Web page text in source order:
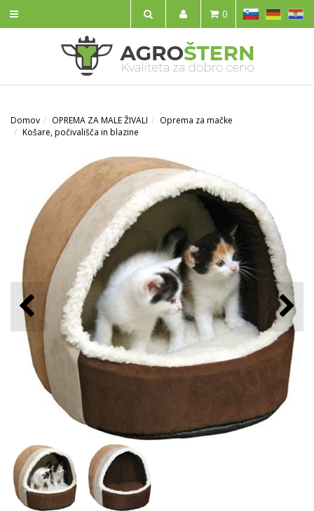
IŠČI
SL HR
0
Domov OPREMA ZA MALE ŽIVALI
Oprema za mačke
Košare, počivališča in blazine